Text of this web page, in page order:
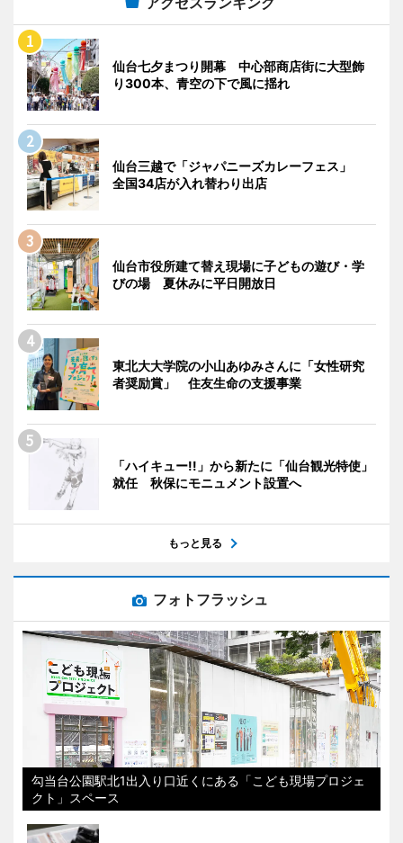
仙台七夕まつり開幕 中心部商店街に大型飾
り300本、青空の下で風に揺れ
仙台三越で「ジャパニーズカレーフェス」
全国34店が入れ替わり出店
仙台市役所建て替え現場に子どもの遊び・学
びの場 夏休みに平日開放日
東北大大学院の小山あゆみさんに「女性研究
者奨励賞」 住友生命の支援事業
「ハイキュー!!」から新たに「仙台観光特使」
就任 秋保にモニュメント設置へ
もっと見る
フォトフラッシュ
勾当台公園駅北1出入り口近くにある「こども現場プロジェ
クト」スペース